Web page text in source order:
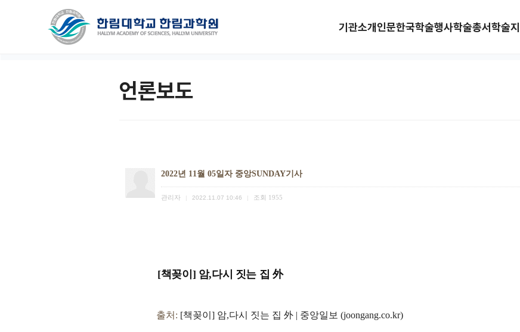
기관소개인문한국학술행사학술총서학술지
언론보도
2022년 11월 05일자 중앙SUNDAY기사
관리자 2022.11.07 10:46 조회 1955
[책꽂이] 암,다시 짓는 집 外
출처: [책꽂이] 암,다시 짓는 집 外 | 중앙일보 (joongang.co.kr)